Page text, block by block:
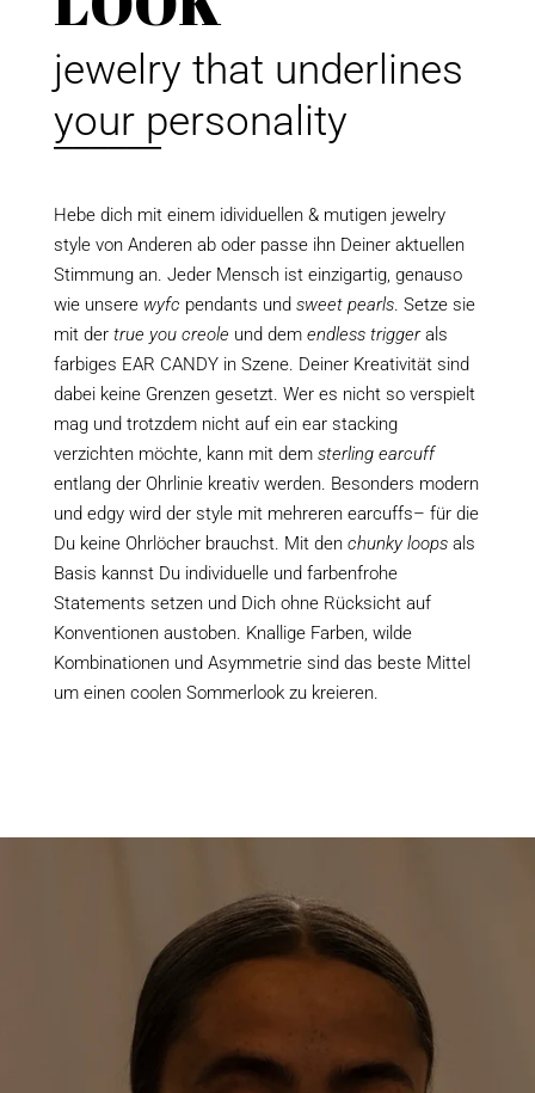
jewelry that underlines
your personality
______
Hebe dich mit einem idividuellen & mutigen jewelry
style von Anderen ab oder passe ihn Deiner aktuellen
Stimmung an. Jeder Mensch ist einzigartig, genauso
wie unsere wyfc pendants und sweet pearls. Setze sie
mit der true you creole und dem endless triggerals
farbiges EAR CANDY in Szene. Deiner Kreativität sind
dabei keine Grenzen gesetzt. Wer es nicht so verspielt
mag und trotzdem nicht auf ein ear stacking
verzichten möchte, kann mit dem sterling earcuff
entlang der Ohrlinie kreativ werden. Besonders modern
und edgy wird der style mit mehreren earcuffs– für die
Du keine Ohrlöcher brauchst. Mit den chunky loops als
Basis kannst Du individuelle und farbenfrohe
Statements setzen und Dich ohne Rücksicht auf
Konventionen austoben. Knallige Farben, wilde
Kombinationen und Asymmetrie sind das beste Mittel
um einen coolen Sommerlook zu kreieren.